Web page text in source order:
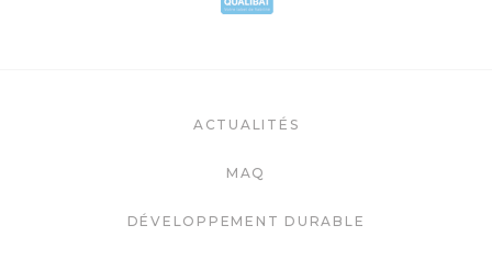
ACTUALITÉS
MAQ
DÉVELOPPEMENT DURABLE